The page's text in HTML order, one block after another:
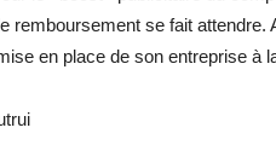
remboursement se fait attendre.
en place de son entreprise à